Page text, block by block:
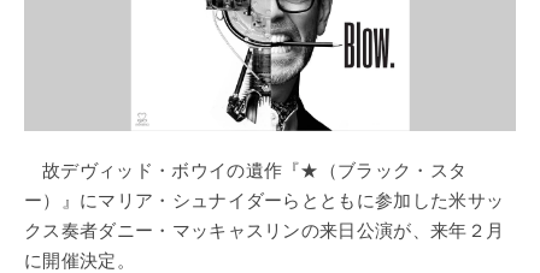
故デヴィッド・ボウイの遺作『★（ブラック・スタ
ー）』にマリア・シュナイダーらとともに参加した米サッ
クス奏者ダニー・マッキャスリンの来日公演が、来年２月
に開催決定。